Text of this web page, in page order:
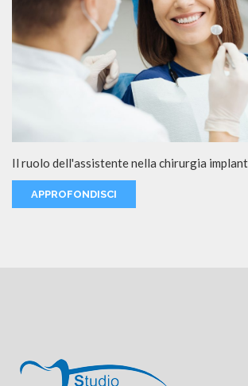
Il ruolo dell'assistente nella chirurgia
APPROFONDISCI